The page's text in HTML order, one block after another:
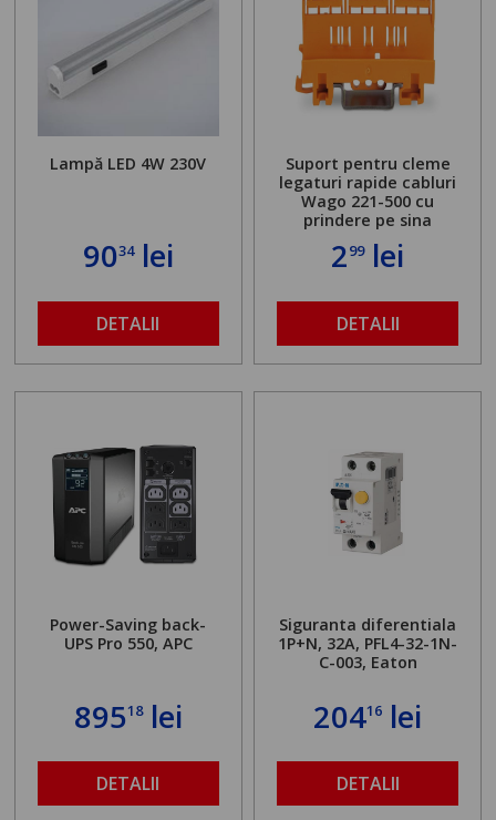
Lampă LED 4W 230V
9034lei
DETALII
Suport pentru cleme
legaturi rapide cabluri
Wago 221-500 cu
prindere pe sina
299lei
DETALII
Power-Saving back-
UPS Pro 550, APC
89518lei
DETALII
Siguranta diferentiala
1P+N, 32A, PFL4-32-1N-
C-003, Eaton
20416 lei
DETALII